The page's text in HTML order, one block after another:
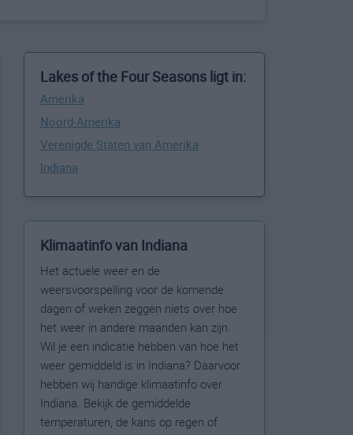
Lakes of the Four Seasons ligt in:
Amerika
Noord-Amerika
Verenigde Staten van Amerika
Indiana
Klimaatinfo van Indiana
Het actuele weer en de
weersvoorspelling voor de komende
dagen of weken zeggen niets over hoe
het weer in andere maanden kan zijn.
Wil je een indicatie hebben van hoe het
weer gemiddeld is in Indiana? Daarvoor
hebben wij handige klimaatinfo over
Indiana. Bekijk de gemiddelde
temperaturen, de kans op regen of